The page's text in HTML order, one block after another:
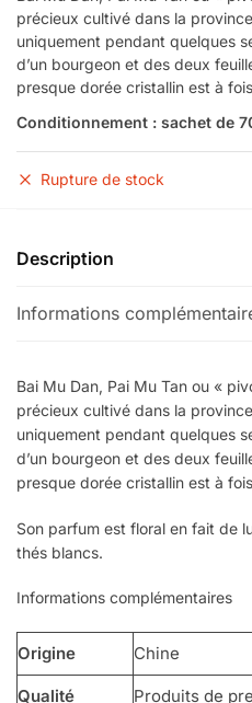
précieux cultivé dans la
uniquement pendant quelques
d’un bourgeon et des deux
presque dorée cristallin est à
Conditionnement : sachet de
Rupture de stock
Description
Informations
Bai Mu Dan, Pai Mu Tan ou «
précieux cultivé dans la
uniquement pendant quelques
d’un bourgeon et des deux
presque dorée cristallin est à
Son parfum est floral en fait de
thés blancs.
Informations complémentaires
Origine Chine
Qualité
Produits de